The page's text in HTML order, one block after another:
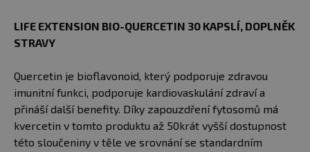
LIFE EXTENSION BIO-QUERCETIN 30 KAPSLÍ​, DOPLNĚK
STRAVY
Quercetin je bioflavonoid, který podporuje zdravou
imunitní funkci, podporuje kardiovaskulání zdraví a
přináší další benefity. Díky zapouzdření fytosomů má
kvercetin v tomto produktu až 50krát vyšší dostupnost
této sloučeniny v těle ve srovnání se standardním